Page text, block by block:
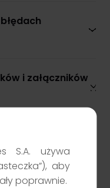
i załączników
prośbę o
S.A. używa
aby
poprawnie.